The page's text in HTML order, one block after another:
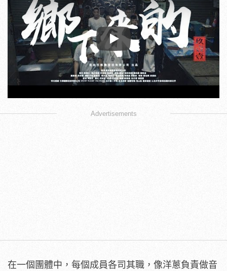
Play
Advertisements
在一個團體中，每個成員各司其職，像洋蔥負責做音